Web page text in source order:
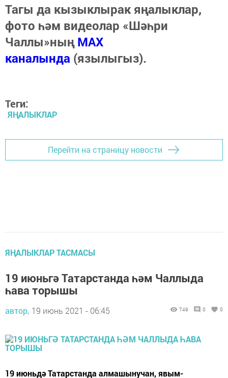
Тагы да кызыклырак яңалыклар,
фото һәм видеолар «Шәһри
Чаллы»ныңMAX
каналында (язылыгыз).
Теги:
ЯҢАЛЫКЛАР
Перейти на страницу новости
ЯҢАЛЫКЛАР ТАСМАСЫ
19 июньгә Татарстанда һәм Чаллыда
һава торышы
автор, 19 июнь 2021 - 06:45 749 0 0
19 июньдә Татарстанда алмашынучан, явым-